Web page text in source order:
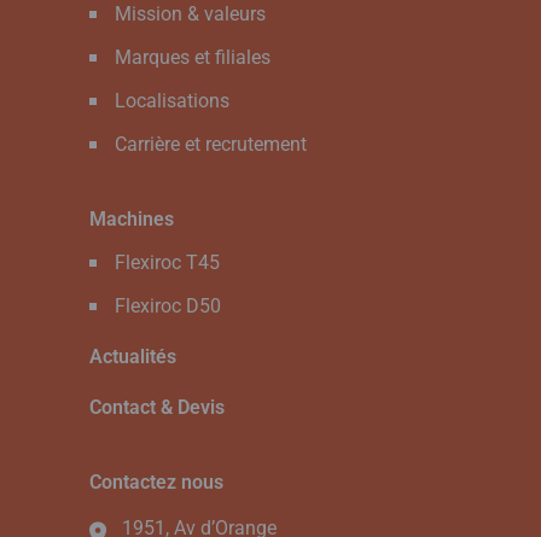
Mission & valeurs
Marques et filiales
Localisations
Carrière et recrutement
Machines
Flexiroc T45
Flexiroc D50
Actualités
Contact & Devis
Contactez nous
1951, Av d’Orange